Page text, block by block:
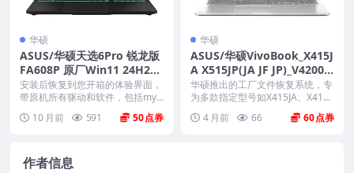
华硕
ASUS/华硕天选6Pro 锐龙版
FA608P 原厂Win11 24H2系
统 非工厂模式
安装后恢复到您开箱的体验界面，
带原机所有驱动和软件，包括mya
10 月前 591 50
华硕
ASUS/华硕VivoBook_X415J
A X515JP(JA JF JP)_V4200JF
V5200JP(JA JF JP) 原厂Win
10 20H2 家庭版工厂文件系
统包 带F12 ASUS Recovery
恢复
华硕推出的工厂文件恢复系统，专
为多款指定型号如X415JA、X415J
4 月前 66 60
作者信息